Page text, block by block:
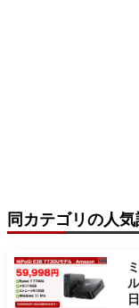
同カテゴリの人